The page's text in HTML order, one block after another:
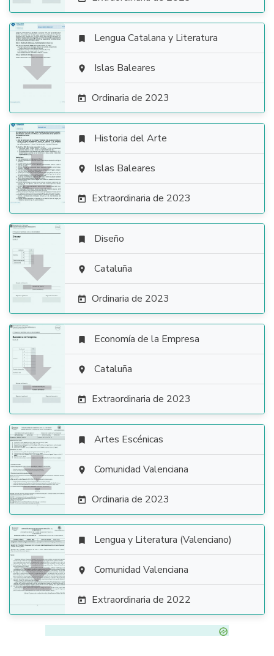

 Lengua Catalana y Literatura
 Islas Baleares
 Ordinaria de 2023

 Historia del Arte
 Islas Baleares
 Extraordinaria de 2023

 Diseño
 Cataluña
 Ordinaria de 2023

 Economía de la Empresa
 Cataluña
 Extraordinaria de 2023

 Artes Escénicas
 Comunidad Valenciana
 Ordinaria de 2023

 Lengua y Literatura (Valenciano)
 Comunidad Valenciana
 Extraordinaria de 2022